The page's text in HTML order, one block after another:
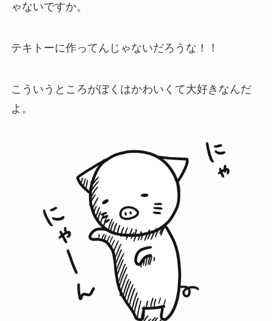
ゃないですか。
テキトーに作ってんじゃないだろうな！！
こういうところがぼくはかわいくて大好きなんだ
よ。